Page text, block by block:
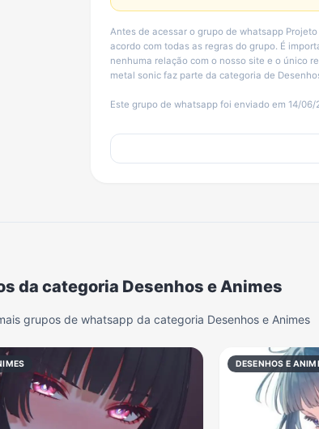
Antes de acessar o grupo de whatsapp
acordo com todas as regras do grupo. É
nenhuma relação com o nosso site e o único
metal sonic faz parte da categoria de
Este grupo de whatsapp foi enviado em 14/06/
da categoria Desenhos e Animes
grupos de whatsapp da categoria Desenhos e Animes
DESENHOS E